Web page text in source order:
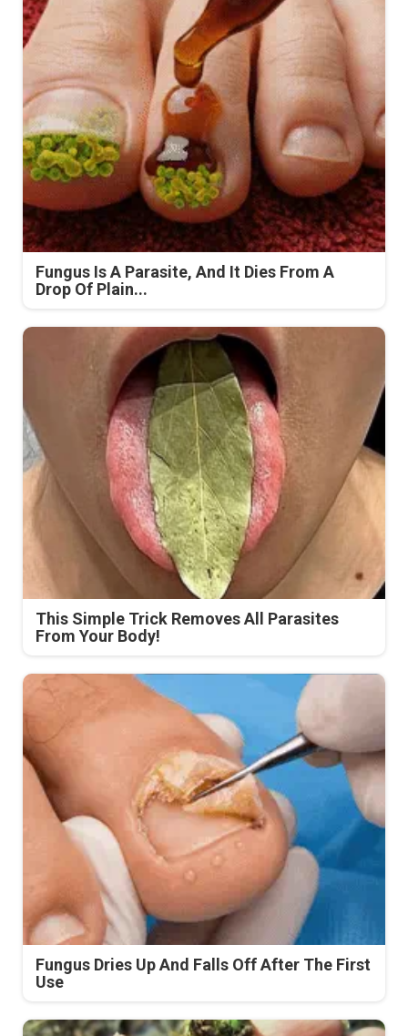
Fungus Is A Parasite, And It Dies From A
Drop Of Plain...
This Simple Trick Removes All Parasites
From Your Body!
Fungus Dries Up And Falls Off After The First
Use